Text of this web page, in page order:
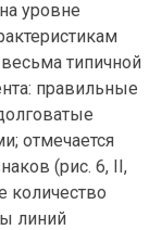
уровне
типичной
правильные
отмечается
(рис. 6, II,
количество
линий